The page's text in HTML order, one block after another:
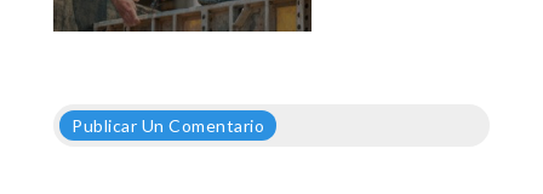
Publicar Un Comentario